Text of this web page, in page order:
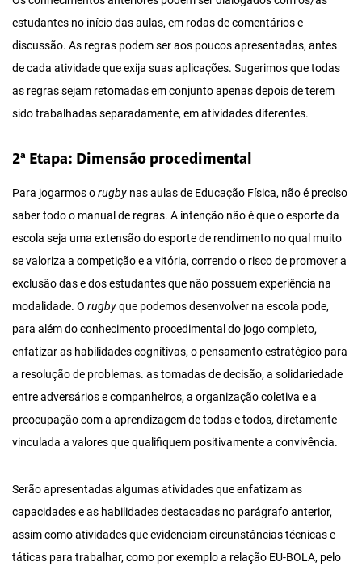
estudantes no início das aulas, em rodas de comentários e
discussão. As regras podem ser aos poucos apresentadas, antes
de cada atividade que exija suas aplicações. Sugerimos que todas
as regras sejam retomadas em conjunto apenas depois de terem
sido trabalhadas separadamente, em atividades diferentes.
2ª Etapa: Dimensão procedimental
Para jogarmos orugby nas aulas de Educação Física, não é preciso
saber todo o manual de regras. A intenção não é que o esporte da
escola seja uma extensão do esporte de rendimento no qual muito
se valoriza a competição e a vitória, correndo o risco de promover a
exclusão das e dos estudantes que não possuem experiência na
modalidade. O rugbyque podemos desenvolver na escola pode,
para além do conhecimento procedimental do jogo completo,
enfatizar as habilidades cognitivas, o pensamento estratégico para
a resolução de problemas. as tomadas de decisão, a solidariedade
entre adversários e companheiros, a organização coletiva e a
preocupação com a aprendizagem de todas e todos, diretamente
vinculada a valores que qualifiquem positivamente a convivência.
Serão apresentadas algumas atividades que enfatizam as
capacidades e as habilidades destacadas no parágrafo anterior,
assim como atividades que evidenciam circunstâncias técnicas e
táticas para trabalhar, como por exemplo a relação EU-BOLA, pelo